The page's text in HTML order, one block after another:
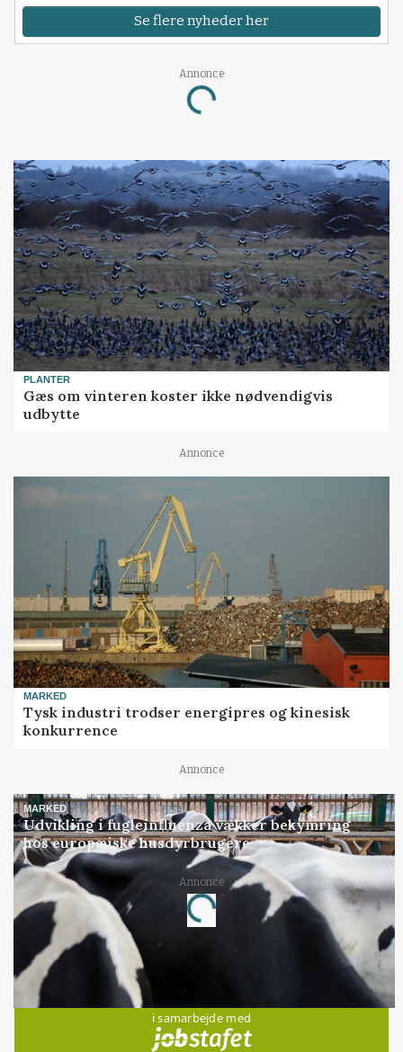
Se flere nyheder her
Annonce
Loading...
PLANTER
Gæs om vinteren koster ikke nødvendigvis
udbytte
Annonce
MARKED
Tysk industri trodser energipres og kinesisk
konkurrence
Annonce
MARKED
Udvikling i fugleinfluenza vækker bekymring
hos europæiske husdyrbrugere
Annonce
Loading...
i samarbejde med